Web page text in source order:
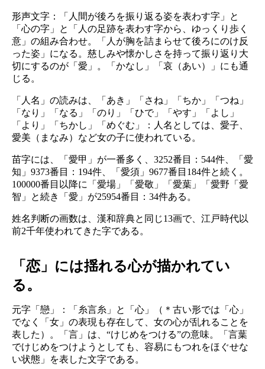
形声文字：「人間が後ろを振り返る姿を表わす字」と
「心の字」と「人の足跡を表わす字から、ゆっくり歩く
意」の組み合わせ。「人が胸を詰まらせて後ろにのけ反
った姿」になる。慈しみや懐かしさを持って振り返り大
切にするのが「愛」。「かなし」「哀（あい）」にも通
じる。
「人名」の読みは、「あき」「さね」「ちか」「つね」
「なり」「なる」「のり」「ひで」「やす」「よし」
「より」「ちかし」「めぐむ」：人名としては、愛子、
愛美（まなみ）など女の子に使われている。
苗字には、「愛甲」が一番多く、3252番目：544件、「愛
知」9373番目：194件、「愛須」9677番目184件と続く。
100000番目以降に「愛場」「愛敬」「愛葉」「愛野「愛
智」と続き「愛」が25954番目：34件ある。
姓名判断の画数は、漢和辞典と同じ13画で、江戸時代以
前2千年使われてきた字である。
「恋」には揺れる心が描かれてい
る。
元字「戀」：「糸言糸」と「心」（＊古い形では「心」
でなく「女」の表現も存在して、女の心が乱れることを
表した）。「言」は、“けじめをつける”の意味。「言葉
でけじめをつけようとしても、容易にもつれをほぐせな
い状態」を表した文字である。